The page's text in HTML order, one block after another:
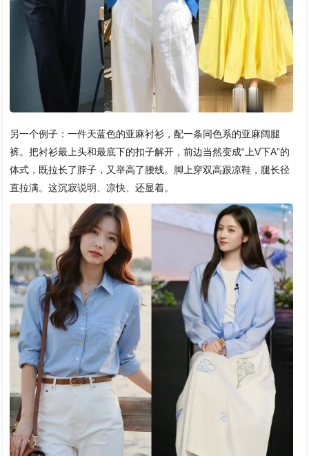
另一个例子：一件天蓝色的亚麻衬衫，配一条同色系的亚麻阔腿
裤。把衬衫最上头和最底下的扣子解开，前边当然变成“上V下A”的
体式，既拉长了脖子，又举高了腰线。脚上穿双高跟凉鞋，腿长径
直拉满。这沉寂说明、凉快、还显着。